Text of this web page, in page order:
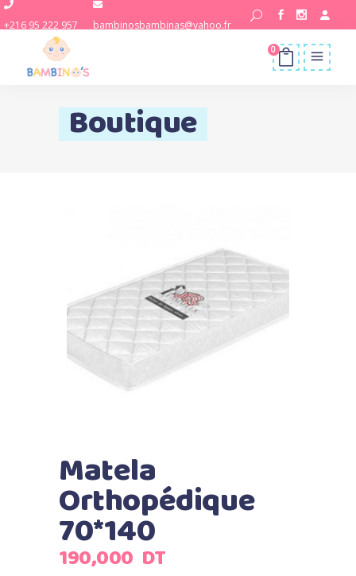
+216 95 222 957 bambinosbambinas@yahoo.fr
0
Boutique
Matela
Orthopédique
70*140
190,000 DT